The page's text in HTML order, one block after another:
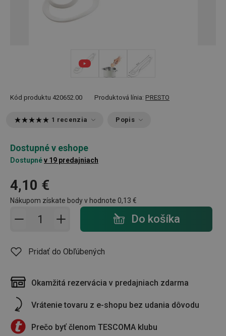
Kód produktu 420652.00 Produktová línia: PRESTO
1 recenzia Popis
Dostupné v eshope
Dostupnév 19 predajniach
4,10 €
Nákupom získate body v hodnote 0,13 €
Pridať do košíka - počet Do košíka
Pridať do Obľúbených
Okamžitá rezervácia v predajniach zdarma
Vrátenie tovaru z e-shopu bez udania dôvodu
Prečo byť členom TESCOMA klubu